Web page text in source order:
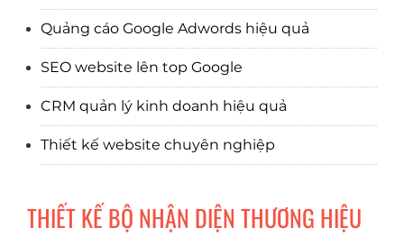
Quảng cáo Google Adwords hiệu quả
SEO website lên top Google
CRM quản lý kinh doanh hiệu quả
Thiết kế website chuyên nghiệp
THIẾT KẾ BỘ NHẬN DIỆN THƯƠNG HIỆU